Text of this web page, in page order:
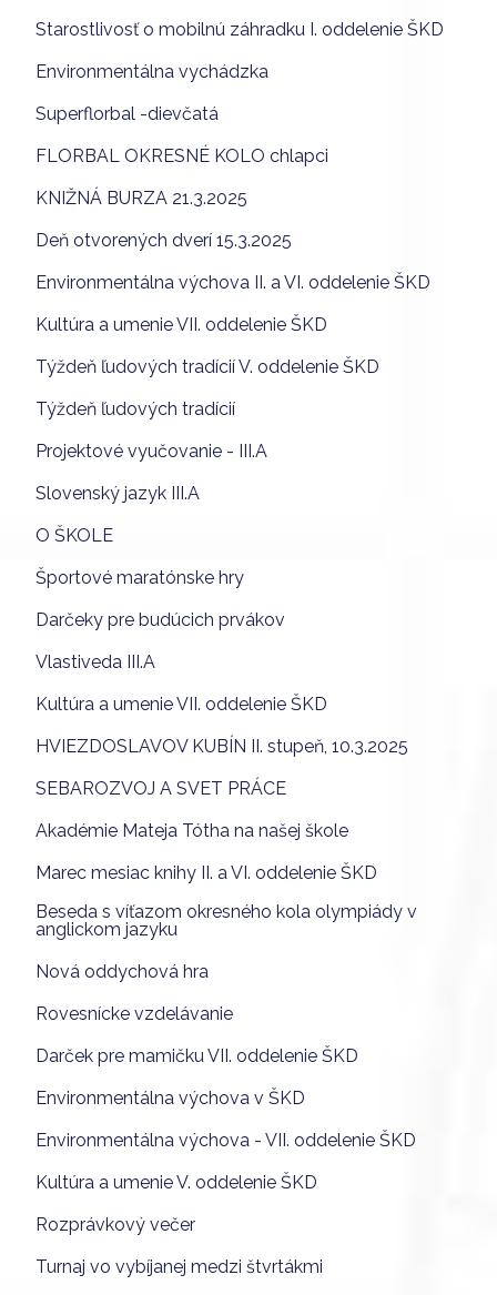
Starostlivosť o mobilnú záhradku I. oddelenie ŠKD
Environmentálna vychádzka
Superflorbal -dievčatá
FLORBAL OKRESNÉ KOLO chlapci
KNIŽNÁ BURZA 21.3.2025
Deň otvorených dverí 15.3.2025
Environmentálna výchova II. a VI. oddelenie ŠKD
Kultúra a umenie VII. oddelenie ŠKD
Týždeň ľudových tradícií V. oddelenie ŠKD
Týždeň ľudových tradícií
Projektové vyučovanie - III.A
Slovenský jazyk III.A
O ŠKOLE
Športové maratónske hry
Darčeky pre budúcich prvákov
Vlastiveda III.A
Kultúra a umenie VII. oddelenie ŠKD
HVIEZDOSLAVOV KUBÍN II. stupeň, 10.3.2025
SEBAROZVOJ A SVET PRÁCE
Akadémie Mateja Tótha na našej škole
Marec mesiac knihy II. a VI. oddelenie ŠKD
Beseda s víťazom okresného kola olympiády v
anglickom jazyku
Nová oddychová hra
Rovesnícke vzdelávanie
Darček pre mamičku VII. oddelenie ŠKD
Environmentálna výchova v ŠKD
Environmentálna výchova - VII. oddelenie ŠKD
Kultúra a umenie V. oddelenie ŠKD
Rozprávkový večer
Turnaj vo vybíjanej medzi štvrtákmi